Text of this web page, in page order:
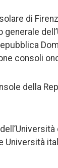
di
consoli
della
Università